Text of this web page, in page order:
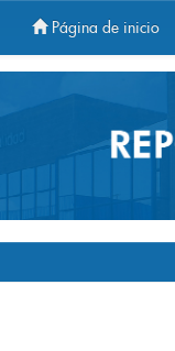
Página de inicio